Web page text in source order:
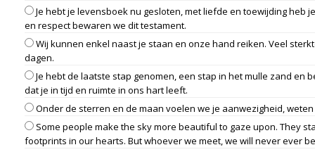
Je hebt je levensboek nu gesloten, met liefde en toewijding heb
en respect bewaren we dit testament.
Wij kunnen enkel naast je staan en onze hand reiken. Veel
dagen.
Je hebt de laatste stap genomen, een stap in het mulle zand en
dat je in tijd en ruimte in ons hart leeft.
Onder de sterren en de maan voelen we je aanwezigheid,
Some people make the sky more beautiful to gaze upon. They
footprints in our hearts. But whoever we meet, we will never ever